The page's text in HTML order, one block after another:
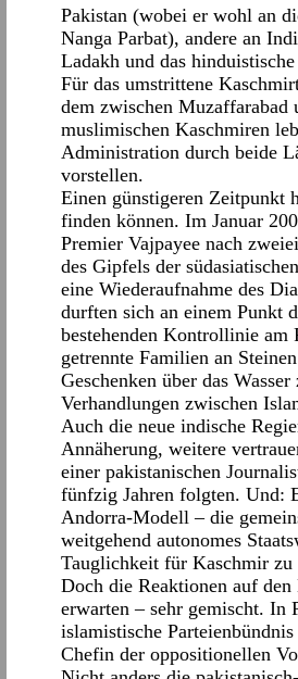
Pakistan (wobei er wohl an
Nanga Parbat), andere an
Ladakh und das
Für das umstrittene
dem zwischen Muzaffarabad
muslimischen Kaschmiren
Administration durch beide
vorstellen.
Einen günstigeren Zeitpunkt
finden können. Im Januar
Premier Vajpayee nach
des Gipfels der
eine Wiederaufnahme des
durften sich an einem Punkt
bestehenden Kontrollinie am
getrennte Familien an
Geschenken über das
Verhandlungen zwischen
Auch die neue indische
Annäherung, weitere
einer pakistanischen
fünfzig Jahren folgten. Und:
Andorra-Modell – die
weitgehend autonomes
Tauglichkeit für Kaschmir zu
Doch die Reaktionen auf
erwarten – sehr gemischt. In
islamistische
Chefin der oppositionellen